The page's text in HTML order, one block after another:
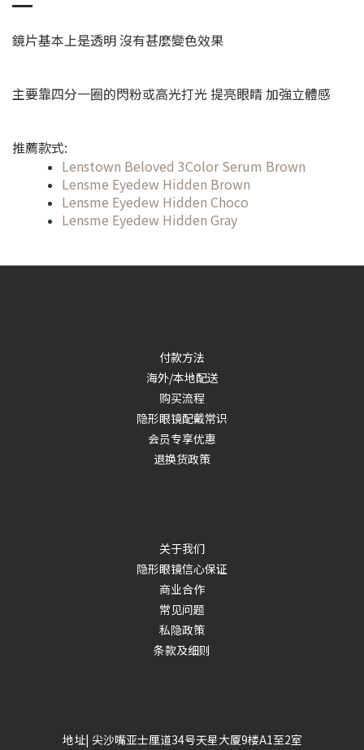
鏡片基本上是透明 沒有甚麼變色效果
主要靠四分一圈的閃粉或高光打光 提亮眼睛 加強立體感
推薦款式:
Lenstown Beloved 3Color Serum Brown
Lensme Eyedew Hidden Brown
Lensme Eyedew Hidden Choco
Lensme Eyedew Hidden Gray
付款方法
海外/本地配送
购买流程
隐形眼镜配戴常识
会员专享优惠
退换货政策
关于我们
隐形眼镜信心保证
商业合作
常见问题
私隐政策
条款及细则
地址| 尖沙嘴亚士厘道34号天星大厦9楼A1至2室